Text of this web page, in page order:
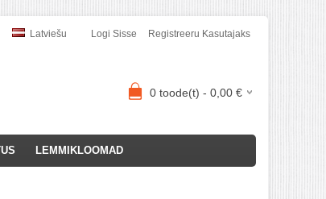
Latviešu Logi Sisse Registreeru Kasutajaks
0 toode(t) - 0,00 €
LEMMIKLOOMAD